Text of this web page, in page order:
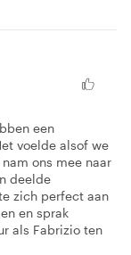
een
voelde alsof we
ons mee naar
deelde
zich perfect aan
en sprak
als Fabrizio ten